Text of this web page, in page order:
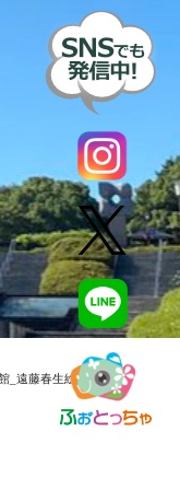
_遠藤春生絵画展